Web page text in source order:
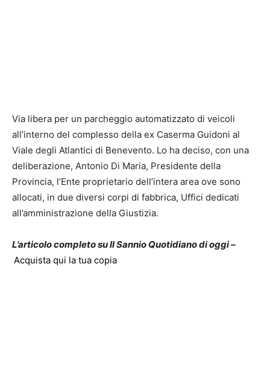
Via libera per un parcheggio automatizzato di veicoli
all’interno del complesso della ex Caserma Guidoni al
Viale degli Atlantici di Benevento. Lo ha deciso, con una
deliberazione, Antonio Di Maria, Presidente della
Provincia, l’Ente proprietario dell’intera area ove sono
allocati, in due diversi corpi di fabbrica, Uffici dedicati
all’amministrazione della Giustizia.
L’articolo completo su Il Sannio Quotidiano di oggi –
Acquista qui la tua copia